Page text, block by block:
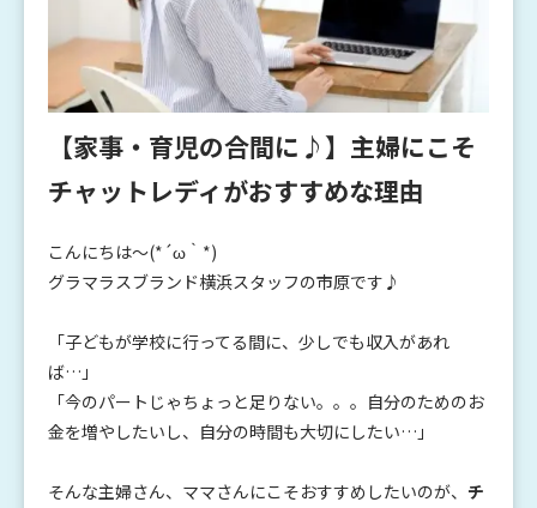
【家事・育児の合間に♪】主婦にこそ
チャットレディがおすすめな理由
こんにちは～(*´ω｀*)
グラマラスブランド横浜スタッフの市原です♪
「子どもが学校に行ってる間に、少しでも収入があれ
ば…」
「今のパートじゃちょっと足りない。。。自分のためのお
金を増やしたいし、自分の時間も大切にしたい…」
そんな主婦さん、ママさんにこそおすすめしたいのが、 チ